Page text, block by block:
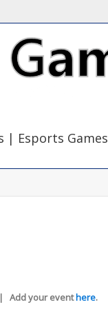
| Esports Games
your eventhere.